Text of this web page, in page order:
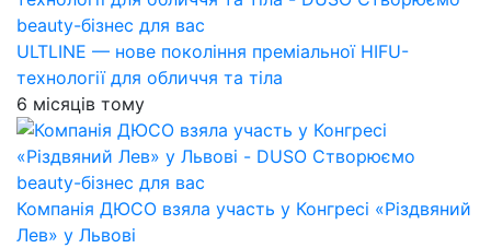
ULTLINE — нове покоління преміальної HIFU-
технології для обличчя та тіла
6 місяців тому
Компанія ДЮСО взяла участь у Конгресі «Різдвяний
Лев» у Львові